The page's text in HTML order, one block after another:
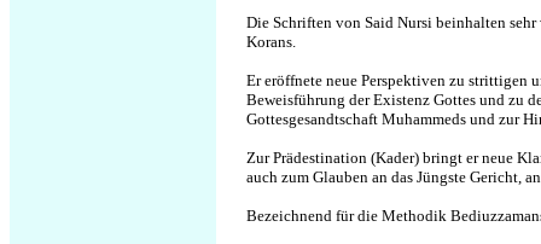
Die Schriften von Said Nursi beinhalten
Korans.
Er eröffnete neue Perspektiven zu strittigen
Beweisführung der Existenz Gottes und zu
Gottesgesandtschaft Muhammeds und zur
ZurPrädestination (Kader) bringt er neue
auch zum Glauben an das Jüngste Gericht,
Bezeichnend für die Methodik